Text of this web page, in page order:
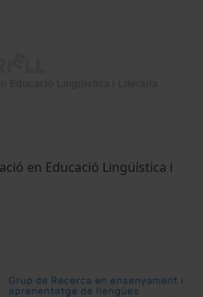
en Educació Lingüística i